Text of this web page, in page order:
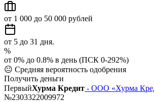
от 1 000 до 50 000 рублей
от 5 до 31 дня.
%
от 0% до 0.8% в день (ПСК 0-292%)
😐 Средняя вероятность одобрения
Получить деньги
ПервыйХурма Кредит - ООО «Хурма
№2303322009972